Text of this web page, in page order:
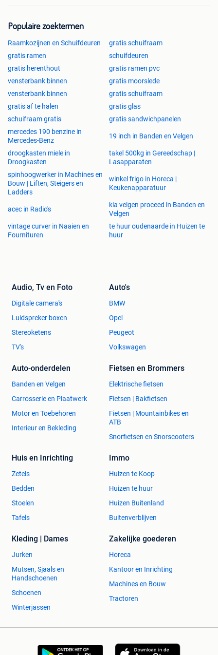
880x2100 links en rechts draaiend
980x2100 links en rechts draaiend
980x2100 links en rechts draaiend
1200x2100 links en rechts draaiend
Deuren PVC 1/2 glas antracietgrijs, kwarts grijs, zwart
9005
980x2100 links en rechts draaiend
1200x2100 links en rechts draaiend
Deuren PVC 4/4 glas wit, antracietgrijs, kwarts grijs, zwart
9005
980x2100 links en rechts draaiend
Deuren PVC 4/4 paneel wit, antracietgrijs, kwarts grijs,
zwart 9005
Dubbele deuren 1/2 glas wit antracietgrijs of kwarts grijs,
zwart 9005
1800x2100
Dubbele deuren 4/4 paneel wit antracietgrijs of kwarts
grijs, zwart 9005
1800x2100
Deuren met sierpaneel wit, antracietgrijs of kwarts grijs,
980x2100 links en rechts draaiend
grijs, zwart 9005
980x2100 links en rechts draaiend
Vaste ramen wit, antracietgrijs of kwarts grijs, zwart 9005
900x2100 vast raam
1300x2100 vast raam
1500x2100 vast raam
1700x2100 vast raam
2480x2100 vast raam
1980x500 vast raam
2000x400 vast raam
2380x500 vast raam
2780x50 vast raam
2980x500 vast raam
Kiep ramen 1 vleugel wit antracietgrijs of kwarts grijs,
500x450 Kiep raam 1 vleugel
Populaire zoektermen
Raamkozijnen en Schuifdeuren
gratis schuifraam
gratis ramen
schuifdeuren
gratis herenthout
gratis ramen pvc
vensterbank binnen
gratis moorslede
vensterbank binnen
gratis schuifraam
gratis af te halen
gratis glas
schuifraam gratis
gratis sandwichpanelen
mercedes 190 benzine in
Mercedes-Benz
19 inch in Banden en Velgen
droogkasten miele in
Droogkasten
takel 500kg in Gereedschap |
Lasapparaten
spinhoogwerker in Machines en
Bouw | Liften, Steigers en
Ladders
winkel frigo in Horeca |
Keukenapparatuur
acec in Radio's
kia velgen proceed in Banden en
Velgen
vintage curver in Naaien en
Fournituren
te huur oudenaarde in Huizen te
huur
Audio, Tv en Foto
Digitale camera's
Luidspreker boxen
Stereoketens
TV's
Auto's
BMW
Opel
Peugeot
Volkswagen
Auto-onderdelen
Banden en Velgen
Carrosserie en Plaatwerk
Motor en Toebehoren
Interieur en Bekleding
Fietsen en Brommers
Elektrische fietsen
Fietsen | Bakfietsen
Fietsen | Mountainbikes en
ATB
Snorfietsen en Snorscooters
Huis en Inrichting
Zetels
Bedden
Stoelen
Tafels
Immo
Huizen te Koop
Huizen te huur
Huizen Buitenland
Buitenverblijven
Kleding | Dames
Jurken
Mutsen, Sjaals en
Handschoenen
Schoenen
Winterjassen
Zakelijke goederen
Horeca
Kantoor en Inrichting
Machines en Bouw
Tractoren